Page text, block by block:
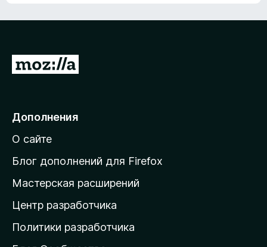
П
е
й
т
и
а
д
о
Дополнения
О сайте
Блог дополнений для Firefox
Мастерская расширений
Центр разработчика
Политики разработчика